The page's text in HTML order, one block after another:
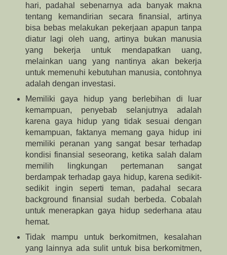
hari, padahal sebenarnya ada banyak makna
tentang kemandirian secara finansial, artinya
bisa bebas melakukan pekerjaan apapun tanpa
diatur lagi oleh uang, artinya bukan manusia
yang bekerja untuk mendapatkan uang,
melainkan uang yang nantinya akan bekerja
untuk memenuhi kebutuhan manusia, contohnya
adalah dengan investasi.
Memiliki gaya hidup yang berlebihan di luar
kemampuan, penyebab selanjutnya adalah
karena gaya hidup yang tidak sesuai dengan
kemampuan, faktanya memang gaya hidup ini
memiliki peranan yang sangat besar terhadap
kondisi finansial seseorang, ketika salah dalam
memilih lingkungan pertemanan sangat
berdampak terhadap gaya hidup, karena sedikit-
sedikit ingin seperti teman, padahal secara
background finansial sudah berbeda. Cobalah
untuk menerapkan gaya hidup sederhana atau
hemat.
Tidak mampu untuk berkomitmen, kesalahan
yang lainnya ada sulit untuk bisa berkomitmen,